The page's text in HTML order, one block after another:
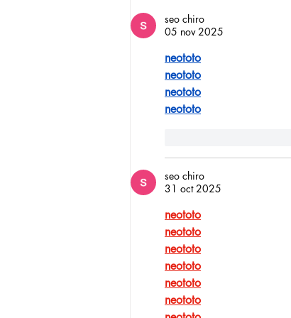
camino: la historia de
Verónica Ardila Platín,
seo chiro
05 nov 2025
neototo
neototo
neototo
neototo
seo chiro
31 oct 2025
neototo
neototo
neototo
neototo
neototo
neototo